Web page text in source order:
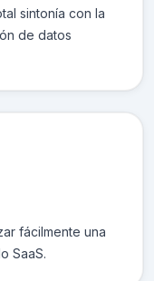
sintonía con la
de datos
fácilmente una
SaaS.